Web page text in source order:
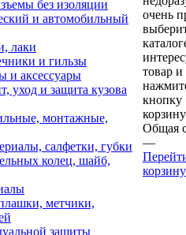
без изоляции
и автомобильный
лаки
и гильзы
и аксессуары
уход и защита кузова
монтажные,
салфетки, губки
колец, шайб,
метчики,
защиты
очень
товар и
кнопку
Общая
—
корзину